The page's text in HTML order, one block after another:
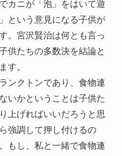
カニが「泡」をはいて遊
という意見になる子供が
。宮沢賢治は何とも言っ
供たちの多数決を結論と
す。
ンクトンであり、食物連
いかということは子供た
上げればいいだろうと思
強調して押し付けるの
もし、私と一緒で食物連